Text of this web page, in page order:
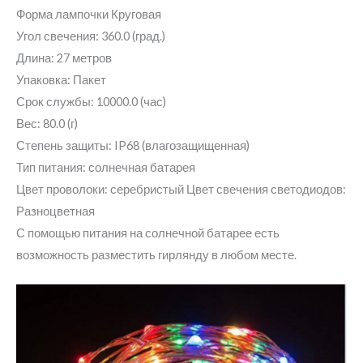
Форма лампочки Круговая
Угол свечения: 360.0 (град.)
Длина: 27 метров
Упаковка: Пакет
Срок службы: 10000.0 (час)
Вес: 80.0 (г)
Степень защиты: IP68 (влагозащищенная)
Тип питания: солнечная батарея
Цвет проволоки: серебристый Цвет свечения светодиодов:
Разноцветная
С помощью питания на солнечной батарее есть
возможность разместить гирлянду в любом месте.